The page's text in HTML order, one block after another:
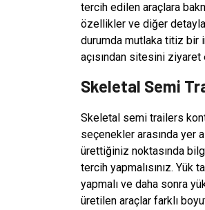
tercih edilen araçlara
özellikler ve diğer
durumda mutlaka titiz bir
açısından sitesini
Skeletal Semi
Skeletal semi trailers
seçenekler arasında yer
ürettiğiniz noktasında
tercih yapmalısınız. Yük
yapmalı ve daha sonra
üretilen araçlar farklı